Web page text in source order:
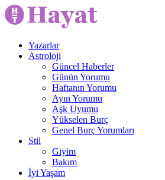
Yazarlar
Astroloji
Güncel Haberler
Günün Yorumu
Haftanın Yorumu
Ayın Yorumu
Aşk Uyumu
Yükselen Burç
Genel Burç Yorumları
Stil
Giyim
Bakım
İyi Yaşam